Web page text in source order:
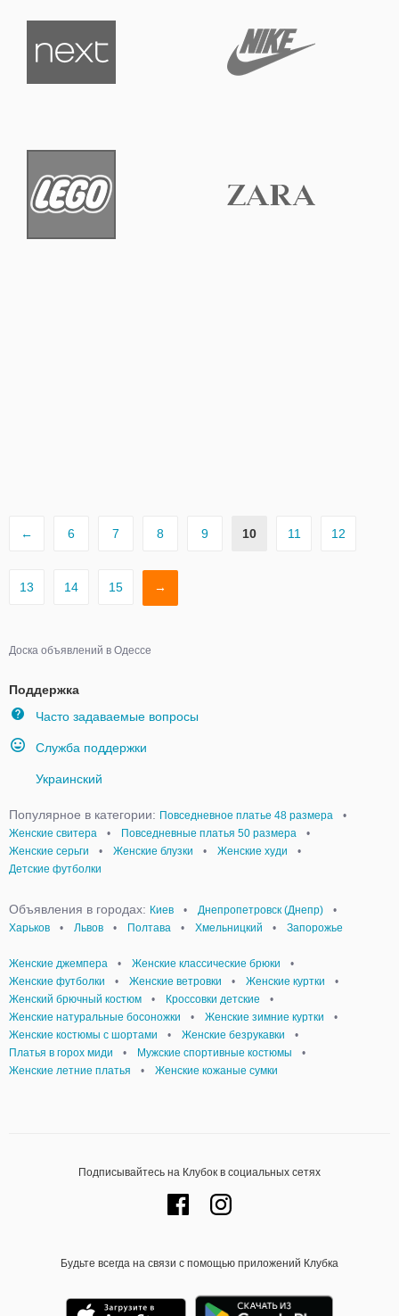
← 6 7 8 9 10 11 12
13 14 15 →
Доска объявлений в Одессе
Поддержка
Часто задаваемые вопросы
Служба поддержки
Украинский
Популярное в категории: Повседневное платье 48 размера
•
Женские свитера
• Повседневные платья 50 размера
•
Женские серьги
• Женские блузки • Женские худи
•
Детские футболки
Объявления в городах: Киев • Днепропетровск (Днепр)
•
Харьков
• Львов • Полтава • Хмельницкий • Запорожье
Женские джемпера • Женские классические брюки
•
Женские футболки
• Женские ветровки • Женские куртки
•
Женский брючный костюм
• Кроссовки детские
•
Женские натуральные босоножки
• Женские зимние куртки
•
Женские костюмы с шортами
• Женские безрукавки
•
Платья в горох миди
• Мужские спортивные костюмы
•
Женские летние платья
• Женские кожаные сумки
Подписывайтесь на Клубок в социальных сетях
Будьте всегда на связи с помощью приложений Клубка